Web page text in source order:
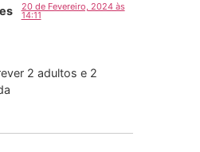
20 de Fevereiro, 2024 às
14:11
2 adultos e 2